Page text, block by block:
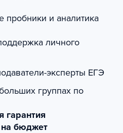
и аналитика
личного
эксперты ЕГЭ
группах по
гарантия
на бюджет